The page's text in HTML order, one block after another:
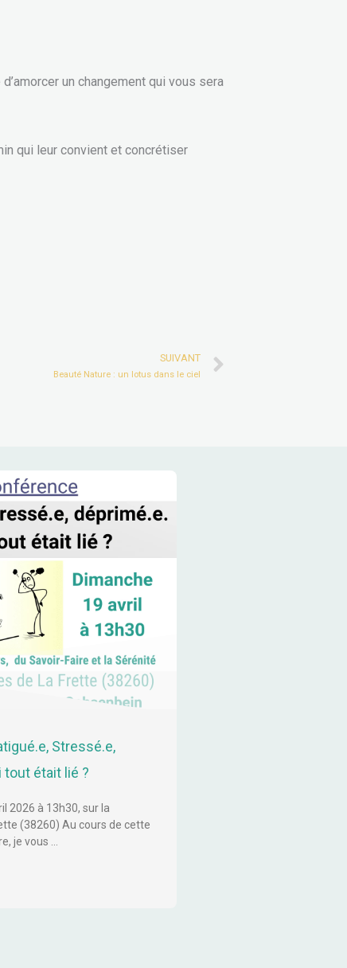
un changement qui vous sera
qui leur convient et concrétiser
SUIVANT
Beauté Nature : un lotus dans le ciel
Stressé.e,
tout était lié ?
2026 à 13h30, sur la
(38260) Au cours de cette
je vous …